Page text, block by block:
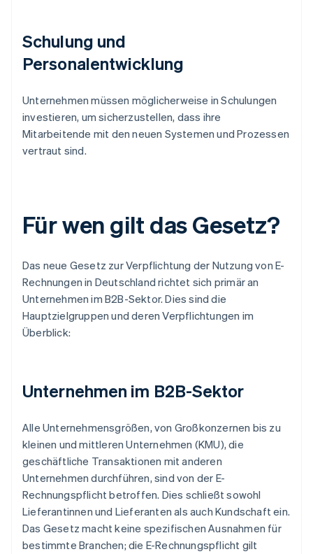
Schulung und
Personalentwicklung
Unternehmen müssen möglicherweise in Schulungen
investieren, um sicherzustellen, dass ihre
Mitarbeitende mit den neuen Systemen und Prozessen
vertraut sind.
Für wen gilt das Gesetz?
Das neue Gesetz zur Verpflichtung der Nutzung von E-
Rechnungen in Deutschland richtet sich primär an
Unternehmen im B2B-Sektor. Dies sind die
Hauptzielgruppen und deren Verpflichtungen im
Überblick:
Unternehmen im B2B-Sektor
Alle Unternehmensgrößen, von Großkonzernen bis zu
kleinen und mittleren Unternehmen (KMU), die
geschäftliche Transaktionen mit anderen
Unternehmen durchführen, sind von der E-
Rechnungspflicht betroffen. Dies schließt sowohl
Lieferantinnen und Lieferanten als auch Kundschaft ein.
Das Gesetz macht keine spezifischen Ausnahmen für
bestimmte Branchen; die E-Rechnungspflicht gilt